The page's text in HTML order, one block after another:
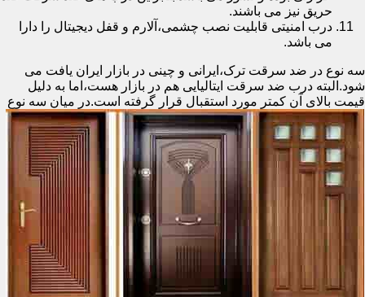
حریق نیز می باشند.
درب امنیتی قابلیت نصب چشمی،آلارم و قفل دیجیتال را دارا
می باشد.
سه نوع در ضد سرقت ترک،ایرانی و چینی در بازار ایران یافت می
شود.البته درب ضد سرقت ایتالیایی هم در بازار هست،اما به دلیل
قیمت بالای آن کمتر مورد استقبال قرار گرفته است.در میان سه نوع